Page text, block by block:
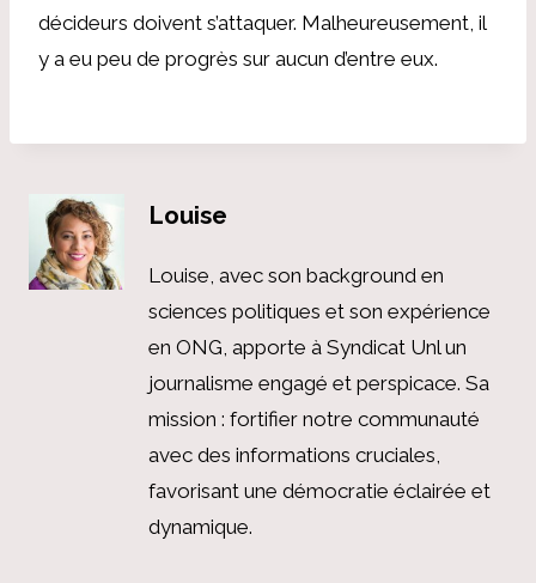
décideurs doivent s’attaquer. Malheureusement, il
y a eu peu de progrès sur aucun d’entre eux.
Louise
Louise, avec son background en
sciences politiques et son expérience
en ONG, apporte à Syndicat Unl un
journalisme engagé et perspicace. Sa
mission : fortifier notre communauté
avec des informations cruciales,
favorisant une démocratie éclairée et
dynamique.